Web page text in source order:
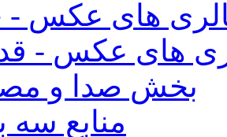
های عکس -
های عکس -
بخش صدا و
منابع سه